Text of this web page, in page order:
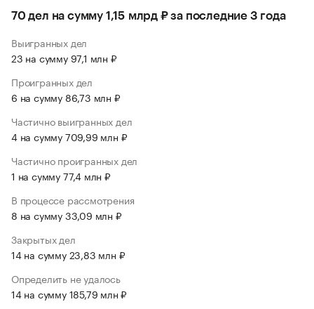
70 дел на сумму 1,15 млрд ₽ за последние 3 года
Выигранных дел
23 на сумму 97,1 млн ₽
Проигранных дел
6 на сумму 86,73 млн ₽
Частично выигранных дел
4 на сумму 709,99 млн ₽
Частично проигранных дел
1 на сумму 77,4 млн ₽
В процессе рассмотрения
8 на сумму 33,09 млн ₽
Закрытых дел
14 на сумму 23,83 млн ₽
Определить не удалось
14 на сумму 185,79 млн ₽